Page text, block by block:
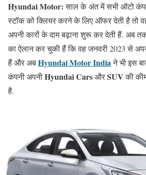
Hyundai Motor:साल के अंत में सभी ऑटो
स्टॉक को क्लियर करने के लिए ऑफर देती है तो
अपनी कारों के दाम बढ़ाना शुरू कर देती हैं. अब
का ऐलान कर चुकी हैं कि वह जनवरी 2023 से
हैं और अबHyundai Motor Indiaने भी इस
कंपनी अपनीHyundai CarsऔरSUVकी
है.